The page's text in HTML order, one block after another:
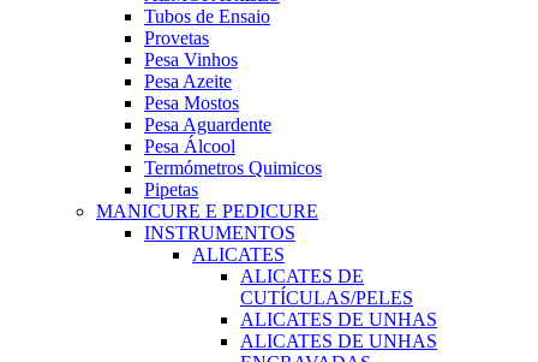
Tubos de Ensaio
Provetas
Pesa Vinhos
Pesa Azeite
Pesa Mostos
Pesa Aguardente
Pesa Álcool
Termómetros Quimicos
Pipetas
MANICURE E PEDICURE
INSTRUMENTOS
ALICATES
ALICATES DE
CUTÍCULAS/PELES
ALICATES DE UNHAS
ALICATES DE UNHAS